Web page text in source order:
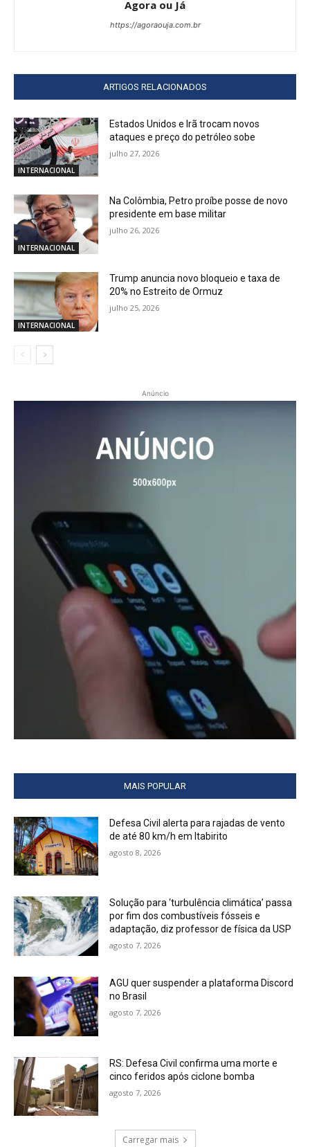
Agora ou Já
https://agoraouja.com.br
ARTIGOS RELACIONADOS
INTERNACIONAL
Estados Unidos e Irã trocam novos
ataques e preço do petróleo sobe
julho 27, 2026
INTERNACIONAL
Na Colômbia, Petro proíbe posse de novo
presidente em base militar
julho 26, 2026
INTERNACIONAL
Trump anuncia novo bloqueio e taxa de
20% no Estreito de Ormuz
julho 25, 2026
Anúncio
MAIS POPULAR
Defesa Civil alerta para rajadas de vento
de até 80 km/h em Itabirito
agosto 8, 2026
Solução para ‘turbulência climática’ passa
por fim dos combustíveis fósseis e
adaptação, diz professor de física da USP
agosto 7, 2026
AGU quer suspender a plataforma Discord
no Brasil
agosto 7, 2026
RS: Defesa Civil confirma uma morte e
cinco feridos após ciclone bomba
agosto 7, 2026
Carregar mais